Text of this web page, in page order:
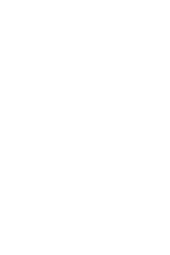
«En los meses que sea
se ubiquen en un
los usuarios de la
El de atención a
se le ofrece a la
guiado por «un grupo
«valorar por encima de